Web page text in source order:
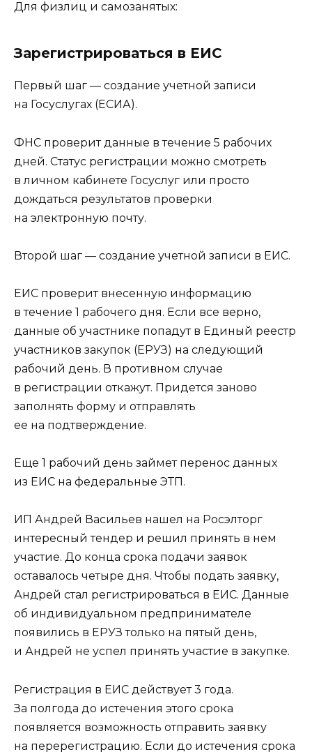
Для физлиц и самозанятых:
Зарегистрироваться в ЕИС
Первый шаг — создание учетной записи
на Госуслугах (ЕСИА).
ФНС проверит данные в течение 5 рабочих
дней. Статус регистрации можно смотреть
в личном кабинете Госуслуг или просто
дождаться результатов проверки
на электронную почту.
Второй шаг — создание учетной записи в ЕИС.
ЕИС проверит внесенную информацию
в течение 1 рабочего дня. Если все верно,
данные об участнике попадут в Единый реестр
участников закупок (ЕРУЗ) на следующий
рабочий день. В противном случае
в регистрации откажут. Придется заново
заполнять форму и отправлять
ее на подтверждение.
Еще 1 рабочий день займет перенос данных
из ЕИС на федеральные ЭТП.
ИП Андрей Васильев нашел на Росэлторг
интересный тендер и решил принять в нем
участие. До конца срока подачи заявок
оставалось четыре дня. Чтобы подать заявку,
Андрей стал регистрироваться в ЕИС. Данные
об индивидуальном предпринимателе
появились в ЕРУЗ только на пятый день,
и Андрей не успел принять участие в закупке.
Регистрация в ЕИС действует 3 года.
За полгода до истечения этого срока
появляется возможность отправить заявку
на перерегистрацию. Если до истечения срока